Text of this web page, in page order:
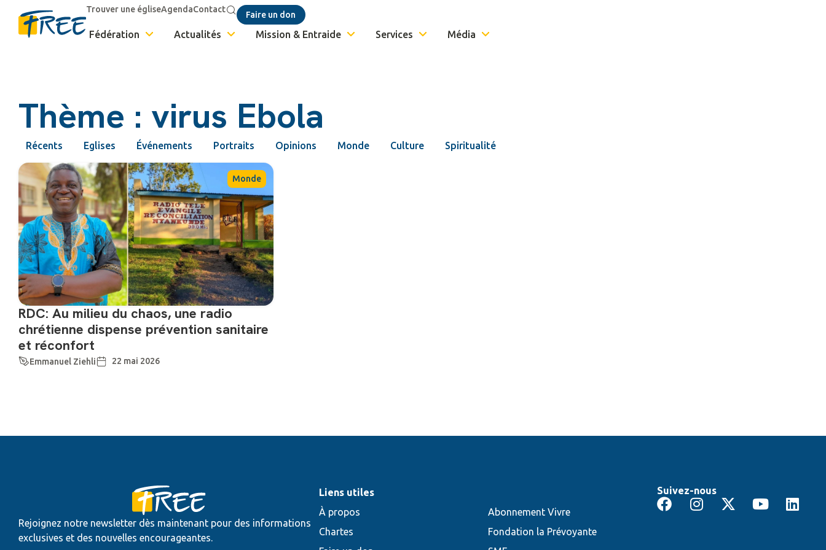
Trouver une égliseAgendaContact
Faire un don
Fédération Actualités Mission & Entraide Services Média
Thème : virus Ebola
Récents Eglises Événements Portraits Opinions Monde Culture Spiritualité
Monde
RDC: Au milieu du chaos, une radio
chrétienne dispense prévention sanitaire
et réconfort
Emmanuel Ziehli 22 mai 2026
Rejoignez notre newsletter dès maintenant pour des informations
exclusives et des nouvelles encourageantes.
Liens utiles
À propos
Abonnement Vivre
Chartes
Fondation la Prévoyante
Suivez-nous